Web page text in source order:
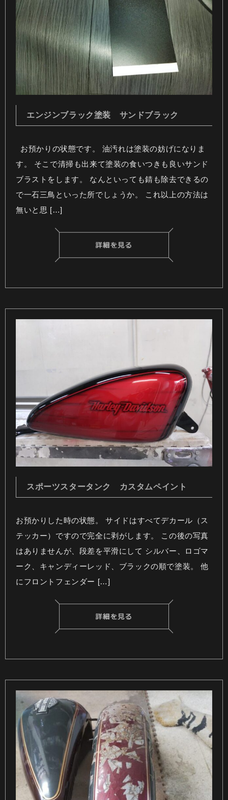
エンジンブラック塗装 サンドブラック
お預かりの状態です。 油汚れは塗装の妨げになりま
す。 そこで清掃も出来て塗装の食いつきも良いサンド
ブラストをします。 なんといっても錆も除去できるの
で一石三鳥といった所でしょうか。 これ以上の方法は
無いと思 […]
スポーツスタータンク カスタムペイント
お預かりした時の状態。 サイドはすべてデカール（ス
テッカー）ですので完全に剥がします。 この後の写真
はありませんが、段差を平滑にして シルバー、ロゴマ
ーク、キャンディーレッド、ブラックの順で塗装。 他
にフロントフェンダー […]